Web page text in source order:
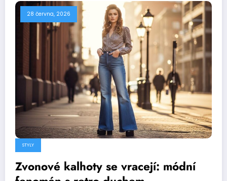
28 června, 2026
STYLY
Zvonové kalhoty se vracejí: módní